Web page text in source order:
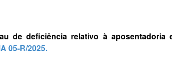
de deficiência relativo à aposentadoria
05-R/2025.